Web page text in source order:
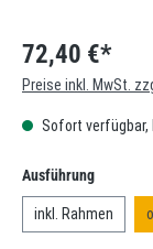
72,40 €*
Preise inkl. MwSt.
Sofort verfügbar,
Ausführung
inkl. Rahmen